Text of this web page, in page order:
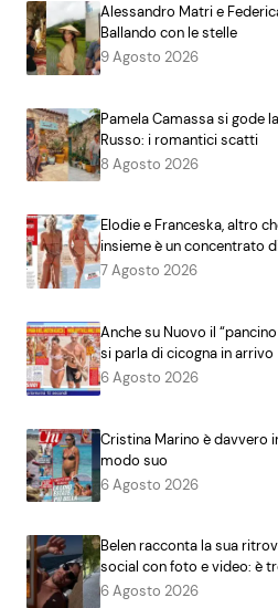
Alessandro Matri e
Ballando con le stelle
9 Agosto 2026
Pamela Camassa si gode
Russo: i romantici scatti
8 Agosto 2026
Elodie e Franceska, altro
insieme è un concentrato
7 Agosto 2026
Anche su Nuovo il
si parla di cicogna in arrivo
6 Agosto 2026
Cristina Marino è davvero
modo suo
6 Agosto 2026
Belen racconta la sua
social con foto e video: è
6 Agosto 2026